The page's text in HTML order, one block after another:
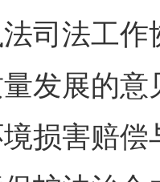
法司法工
发展的
损害赔